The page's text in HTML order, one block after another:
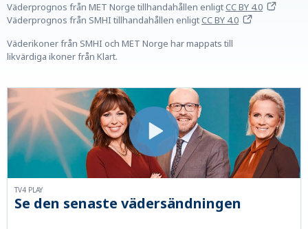
Väderprognos från MET Norge tillhandahållen enligtCC BY 4.0
Väderprognos från SMHI tillhandahållen enligtCC BY 4.0
Väderikoner från SMHI och MET Norge har mappats till
likvärdiga ikoner från Klart.
Se den senaste vädersändningen
TV4 PLAY